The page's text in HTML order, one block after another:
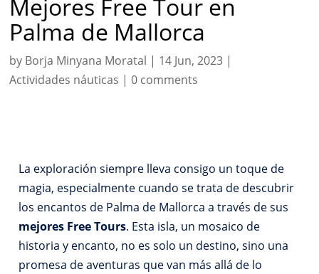
Mejores Free Tour en
Palma de Mallorca
by Borja Minyana Moratal | 14 Jun, 2023 |
Actividades náuticas |0 comments
La exploración siempre lleva consigo un toque de
magia, especialmente cuando se trata de descubrir
los encantos de Palma de Mallorca a través de sus
mejores Free Tours. Esta isla, un mosaico de
historia y encanto, no es solo un destino, sino una
promesa de aventuras que van más allá de lo